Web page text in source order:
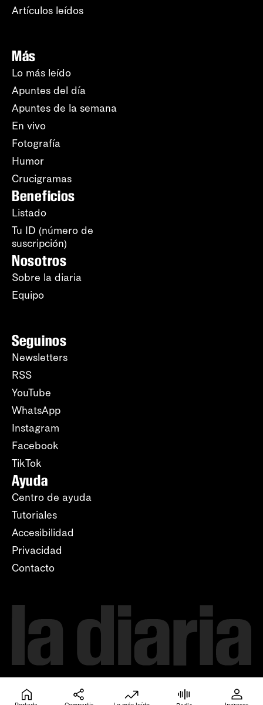
Artículos leídos
Más
Lo más leído
Apuntes del día
Apuntes de la semana
En vivo
Fotografía
Humor
Crucigramas
Beneficios
Listado
Tu ID (número de
suscripción)
Nosotros
Sobre la diaria
Equipo
Seguinos
Newsletters
RSS
YouTube
WhatsApp
Instagram
Facebook
TikTok
Ayuda
Centro de ayuda
Tutoriales
Accesibilidad
Privacidad
Contacto